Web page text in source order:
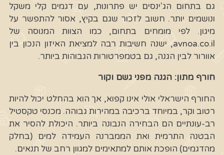
גם בתחום הג'ינסים יש פתרונות, עם דגמים קלי משקל
ונושמים יותר. חשוב לזכור שגם בקיץ, אסור להתפשר על
מיגון. לפי מומחים בתחום, כמו הצוות המנוסה של
avnoa.co.il, ישנה חשיבות רבה למציאת האיזון הנכון בין
אוורור לבין הגנה, גם בטמפרטורות הגבוהות ביותר.
חורף מתון: הגנה מפני גשם וקור
החורף הישראלי אולי אינו קפוא, אך הוא בהחלט יכול להיות
רטוב וקר, במיוחד ברכיבה במהירות גבוהה. מכנסי טקסטיל
רב-עונתיים הם הבחירה הנבונה ביותר. היכולת להסיר את
הבטנה התרמית ואת הממברנה העמידה למים (בחלק
מהדגמים) הופכת אותם למתאימים למגוון רחב של תנאים.